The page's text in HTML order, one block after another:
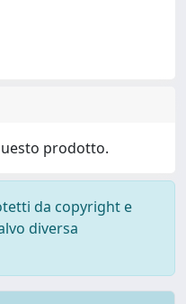
prodotto.
da copyright e
diversa